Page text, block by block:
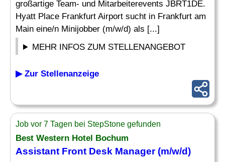
großartige Team- und Mitarbeiterevents JBRT1DE.
Hyatt Place Frankfurt Airport sucht in Frankfurt am
Main eine/n Minijobber (m/w/d) als [...]
MEHR INFOS ZUM STELLENANGEBOT
▶ Zur Stellenanzeige
Job vor 7 Tagen bei StepStone gefunden
Best Western Hotel Bochum
Assistant Front Desk Manager (m/w/d)